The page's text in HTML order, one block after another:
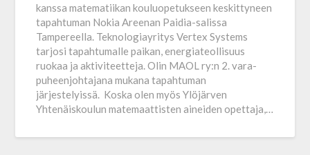
kanssa matematiikan kouluopetukseen keskittyneen
tapahtuman Nokia Areenan Paidia-salissa
Tampereella. Teknologia­yritys Vertex Systems
tarjosi tapahtumalle paikan, energia­teollisuus
ruokaa ja aktiviteetteja. Olin MAOL ry:n 2. vara­
puheenjohtajana mukana tapahtuman
järjestelyissä. Koska olen myös Ylöjärven
Yhtenäiskoulun matemaattisten aineiden opettaja,…